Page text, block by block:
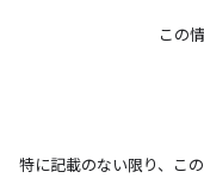
この
特に記載のない限り、こ